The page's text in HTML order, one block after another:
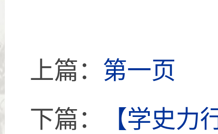
上篇： 第一页
下篇：
【学史力